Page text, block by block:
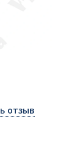
отзыв